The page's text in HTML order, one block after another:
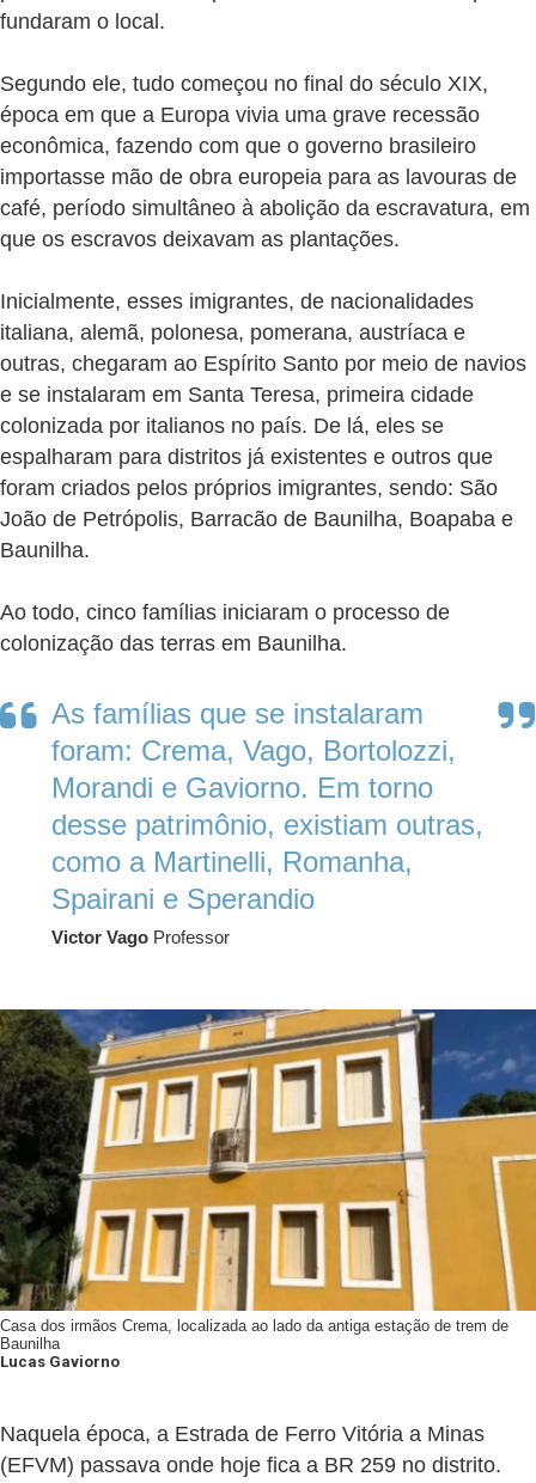
fundaram o local.
Segundo ele, tudo começou no final do século XIX,
época em que a Europa vivia uma grave recessão
econômica, fazendo com que o governo brasileiro
importasse mão de obra europeia para as lavouras de
café, período simultâneo à abolição da escravatura, em
que os escravos deixavam as plantações.
Inicialmente, esses imigrantes, de nacionalidades
italiana, alemã, polonesa, pomerana, austríaca e
outras, chegaram ao Espírito Santo por meio de navios
e se instalaram em Santa Teresa, primeira cidade
colonizada por italianos no país. De lá, eles se
espalharam para distritos já existentes e outros que
foram criados pelos próprios imigrantes, sendo: São
João de Petrópolis, Barracão de Baunilha, Boapaba e
Baunilha.
Ao todo, cinco famílias iniciaram o processo de
colonização das terras em Baunilha.
As famílias que se instalaram
foram: Crema, Vago, Bortolozzi,
Morandi e Gaviorno. Em torno
desse patrimônio, existiam outras,
como a Martinelli, Romanha,
Spairani e Sperandio
Victor Vago Professor
Casa dos irmãos Crema, localizada ao lado da antiga estação de trem de
Baunilha
Lucas Gaviorno
Naquela época, a Estrada de Ferro Vitória a Minas
(EFVM) passava onde hoje fica a BR 259 no distrito.